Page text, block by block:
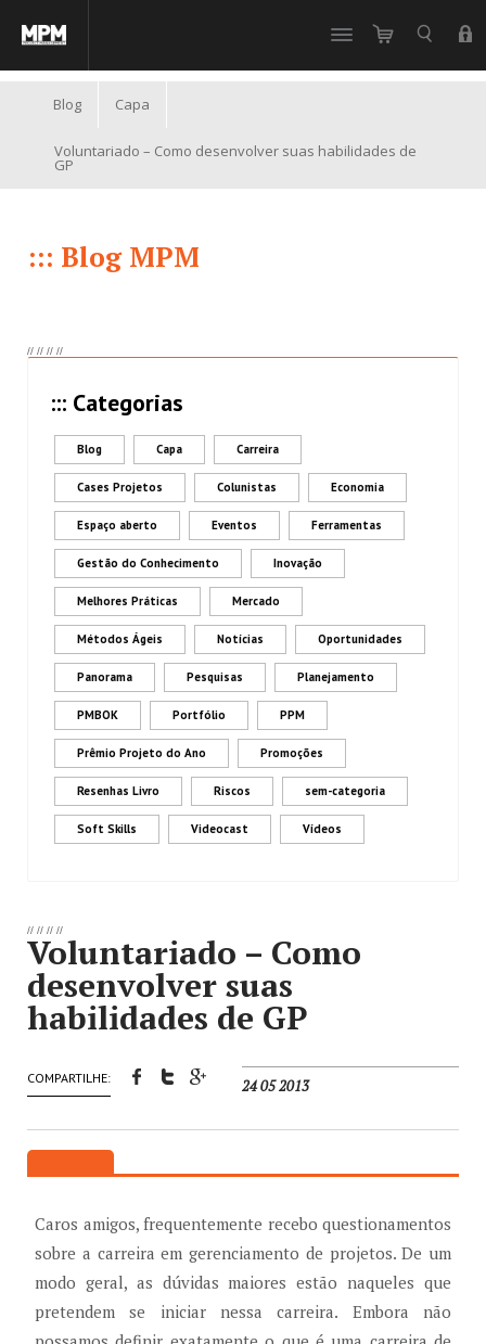
Blog Capa
Voluntariado – Como desenvolver suas habilidades de
GP
::: Blog MPM
// // // //
::: Categorias
Blog Capa Carreira
Cases Projetos Colunistas Economia
Espaço aberto Eventos Ferramentas
Gestão do Conhecimento Inovação
Melhores Práticas Mercado
Métodos Ágeis Notícias Oportunidades
Panorama Pesquisas Planejamento
PMBOK Portfólio PPM
Prêmio Projeto do Ano Promoções
Resenhas Livro Riscos sem-categoria
Soft Skills Videocast Vídeos
// // // //
Voluntariado – Como
desenvolver suas
habilidades de GP
24 05 2013
COMPARTILHE:
Caros amigos, frequentemente recebo questionamentos
sobre a carreira em gerenciamento de projetos. De um
modo geral, as dúvidas maiores estão naqueles que
pretendem se iniciar nessa carreira. Embora não